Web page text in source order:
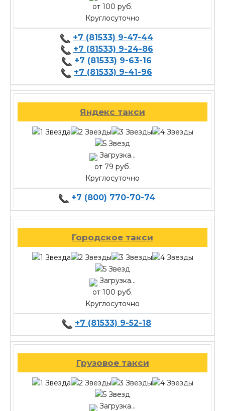
от 100 руб.
Круглосуточно
+7 (81533) 9-47-44
+7 (81533) 9-24-86
+7 (81533) 9-63-16
+7 (81533) 9-41-96
Яндекс такси
Загрузка...
от 79 руб.
Круглосуточно
+7 (800) 770-70-74
Городское такси
Загрузка...
от 100 руб.
Круглосуточно
+7 (81533) 9-52-18
Грузовое такси
Загрузка...